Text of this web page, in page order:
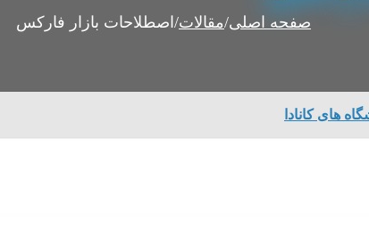
صفحه اصلی/مقالات/ اصطلاحات بازار فارکس
های کانادا